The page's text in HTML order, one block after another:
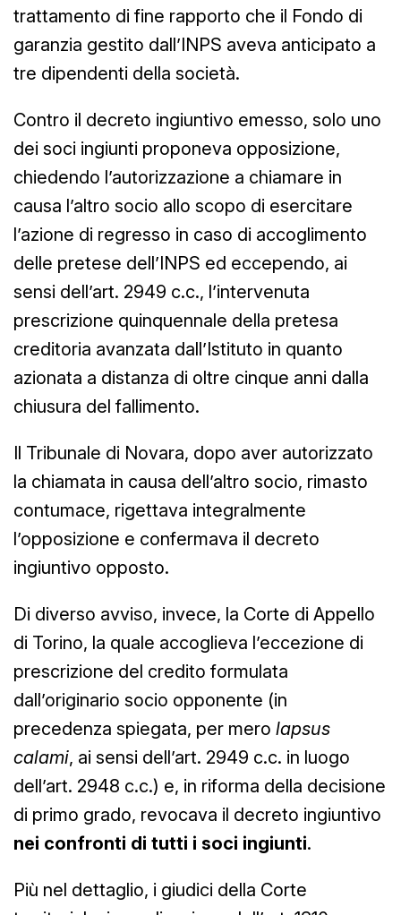
trattamento di fine rapporto che il Fondo di
garanzia gestito dall’INPS aveva anticipato a
tre dipendenti della società.
Contro il decreto ingiuntivo emesso, solo uno
dei soci ingiunti proponeva opposizione,
chiedendo l’autorizzazione a chiamare in
causa l’altro socio allo scopo di esercitare
l’azione di regresso in caso di accoglimento
delle pretese dell’INPS ed eccependo, ai
sensi dell’art. 2949 c.c., l’intervenuta
prescrizione quinquennale della pretesa
creditoria avanzata dall’Istituto in quanto
azionata a distanza di oltre cinque anni dalla
chiusura del fallimento.
Il Tribunale di Novara, dopo aver autorizzato
la chiamata in causa dell’altro socio, rimasto
contumace, rigettava integralmente
l’opposizione e confermava il decreto
ingiuntivo opposto.
Di diverso avviso, invece, la Corte di Appello
di Torino, la quale accoglieva l’eccezione di
prescrizione del credito formulata
dall’originario socio opponente (in
precedenza spiegata, per mero lapsus
calami, ai sensi dell’art. 2949 c.c. in luogo
dell’art. 2948 c.c.) e, in riforma della decisione
di primo grado, revocava il decreto ingiuntivo
nei confronti di tutti i soci ingiunti.
Più nel dettaglio, i giudici della Corte